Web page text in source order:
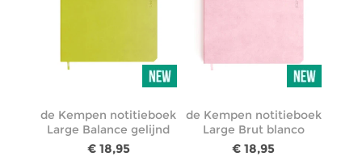
de Kempen notitieboek
Large Balance gelijnd
€ 18,95
de Kempen notitieboek
Large Brut blanco
€ 18,95